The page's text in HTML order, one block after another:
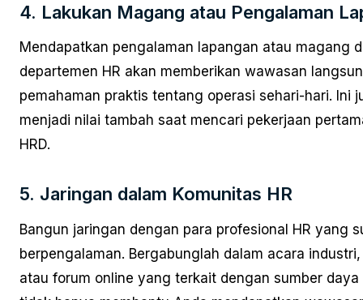
4. Lakukan Magang atau Pengalaman
Mendapatkan pengalaman lapangan atau magang
departemen HR akan memberikan wawasan
pemahaman praktis tentang operasi sehari-hari. Ini
menjadi nilai tambah saat mencari pekerjaan
HRD.
5. Jaringan dalam Komunitas HR
Bangun jaringan dengan para profesional HR yang
berpengalaman. Bergabunglah dalam acara
atau forum online yang terkait dengan sumber daya